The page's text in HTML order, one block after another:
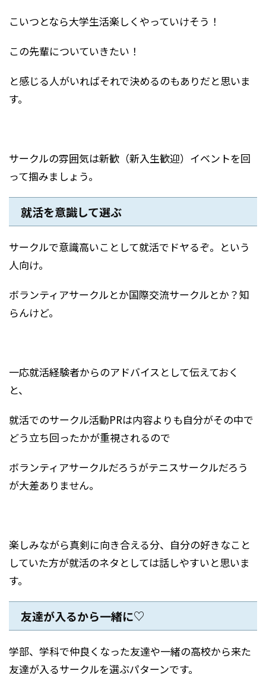
こいつとなら大学生活楽しくやっていけそう！
この先輩についていきたい！
と感じる人がいればそれで決めるのもありだと思いま
す。
サークルの雰囲気は新歓（新入生歓迎）イベントを回
って掴みましょう。
就活を意識して選ぶ
サークルで意識高いことして就活でドヤるぞ。という
人向け。
ボランティアサークルとか国際交流サークルとか？知
らんけど。
一応就活経験者からのアドバイスとして伝えておく
と、
就活でのサークル活動PRは内容よりも自分がその中で
どう立ち回ったかが重視されるので
ボランティアサークルだろうがテニスサークルだろう
が大差ありません。
楽しみながら真剣に向き合える分、自分の好きなこと
していた方が就活のネタとしては話しやすいと思いま
す。
友達が入るから一緒に♡
学部、学科で仲良くなった友達や一緒の高校から来た
友達が入るサークルを選ぶパターンです。